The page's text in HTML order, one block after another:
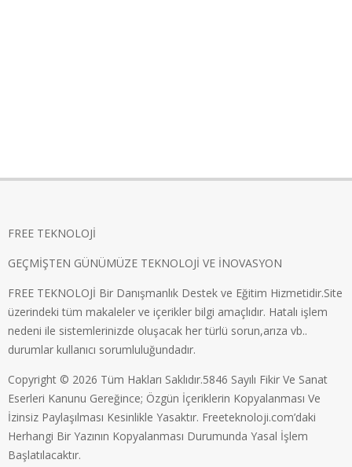
FREE TEKNOLOJİ
GEÇMİŞTEN GÜNÜMÜZE TEKNOLOJİ VE İNOVASYON
FREE TEKNOLOJİ Bir Danışmanlık Destek ve Eğitim Hizmetidir.Site
üzerindeki tüm makaleler ve içerikler bilgi amaçlıdır. Hatalı işlem
nedeni ile sistemlerinizde oluşacak her türlü sorun,arıza vb..
durumlar kullanıcı sorumluluğundadır.
Copyright © 2026 Tüm Hakları Saklıdır.5846 Sayılı Fikir Ve Sanat
Eserleri Kanunu Gereğince; Özgün İçeriklerin Kopyalanması Ve
İzinsiz Paylaşılması Kesinlikle Yasaktır. Freeteknoloji.com’daki
Herhangi Bir Yazının Kopyalanması Durumunda Yasal İşlem
Başlatılacaktır.